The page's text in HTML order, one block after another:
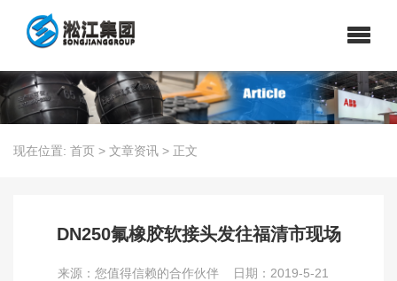
现在位置: 首页 > 文章资讯 > 正文
DN250氟橡胶软接头发往福清市现场
来源：您值得信赖的合作伙伴 日期：2019-5-21